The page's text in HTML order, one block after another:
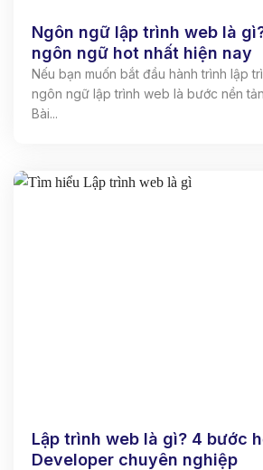
Ngôn ngữ lập trình web là
ngôn ngữ hot nhất hiện nay
Nếu bạn muốn bắt đầu hành trình lập
ngôn ngữ lập trình web là bước nền
Bài...
Lập trình web là gì? 4 bước
Developer chuyên nghiệp